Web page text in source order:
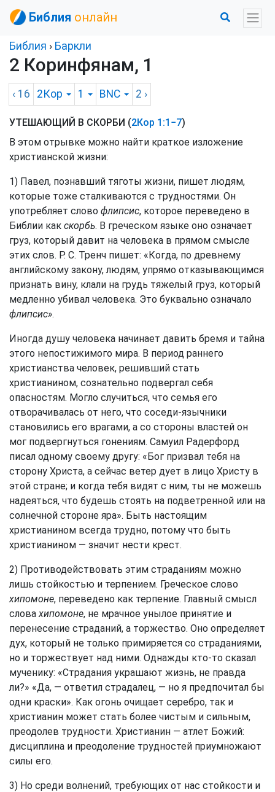
Библия онлайн
Библия › Баркли
2 Коринфянам, 1
‹ 16 2Кор 1 BNC 2 ›
УТЕШАЮЩИЙ В СКОРБИ (2Кор 1:1−7)
В этом отрывке можно найти краткое изложение
христианской жизни:
1) Павел, познавший тяготы жизни, пишет людям,
которые тоже сталкиваются с трудностями. Он
употребляет слово флипсис, которое переведено в
Библии как скорбь. В греческом языке оно означает
груз, который давит на человека в прямом смысле
этих слов. Р. С. Тренч пишет: «Когда, по древнему
английскому закону, людям, упрямо отказывающимся
признать вину, клали на грудь тяжелый груз, который
медленно убивал человека. Это буквально означало
флипсис».
Иногда душу человека начинает давить бремя и тайна
этого непостижимого мира. В период раннего
христианства человек, решивший стать
христианином, сознательно подвергал себя
опасностям. Могло случиться, что семья его
отворачивалась от него, что соседи-язычники
становились его врагами, а со стороны властей он
мог подвергнуться гонениям. Самуил Радерфорд
писал одному своему другу: «Бог призвал тебя на
сторону Христа, а сейчас ветер дует в лицо Христу в
этой стране; и когда тебя видят с ним, ты не можешь
надеяться, что будешь стоять на подветренной или на
солнечной стороне яра». Быть настоящим
христианином всегда трудно, потому что быть
христианином — значит нести крест.
2) Противодействовать этим страданиям можно
лишь стойкостью и терпением. Греческое слово
хипомоне, переведено как терпение. Главный смысл
словахипомоне, не мрачное унылое принятие и
перенесение страданий, а торжество. Оно определяет
дух, который не только примиряется со страданиями,
но и торжествует над ними. Однажды кто-то сказал
мученику: «Страдания украшают жизнь, не правда
ли?» «Да, — ответил страдалец, — но я предпочитал бы
одни краски». Как огонь очищает серебро, так и
христианин может стать более чистым и сильным,
преодолев трудности. Христианин — атлет Божий:
дисциплина и преодоление трудностей приумножают
силы его.
3) Но среди волнений, требующих от нас стойкости и